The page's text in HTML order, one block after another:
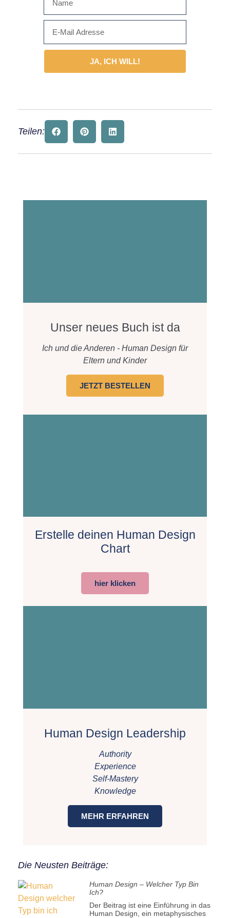
JA, ICH WILL!
Teilen:
Unser neues Buch ist da
Ich und die Anderen - Human Design für
Eltern und Kinder
JETZT BESTELLEN
Erstelle deinen Human Design
Chart
hier klicken
Human Design Leadership
Authority
Experience
Self-Mastery
Knowledge
MEHR ERFAHREN
Die Neusten Beiträge:
Human Design – Welcher Typ Bin
Ich?
Der Beitrag ist eine Einführung in das
Human Design, ein metaphysisches